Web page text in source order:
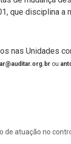
que disciplina a
nas Unidades
ou